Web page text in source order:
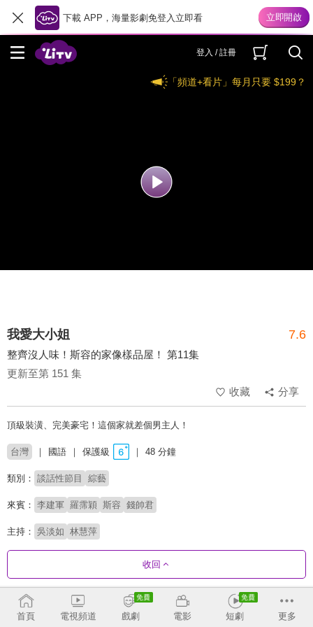
下載 APP，海量影劇免登入立即看
登入 / 註冊
「頻道+看片」每月只要 $199？
我愛大小姐 7.6
整齊沒人味！斯容的家像樣品屋！ 第11集
更新至第 151 集
收藏
分享
頂級裝潢、完美豪宅！這個家就差個男主人！
台灣 國語 保護級 48 分鐘
類別： 談話性節目 綜藝
來賓： 李建軍 羅霈穎 斯容 錢帥君
主持： 吳淡如 林慧萍
收回
劇集列表
首頁 電視頻道 戲劇 電影 短劇 更多